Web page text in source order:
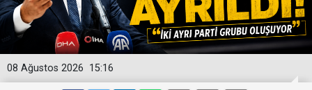
15:16
08 Ağustos 2026